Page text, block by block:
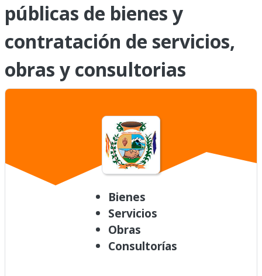
públicas de bienes y
contratación de servicios,
obras y consultorias
Bienes
Servicios
Obras
Consultorías